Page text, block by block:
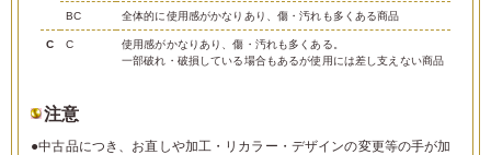
BC 全体的に使用感がかなりあり、傷・汚れも多くある商品
C C
使用感がかなりあり、傷・汚れも多くある。
一部破れ・破損している場合もあるが使用には差し支えない商品
注意
●中古品につき、お直しや加工・リカラー・デザインの変更等の手が加